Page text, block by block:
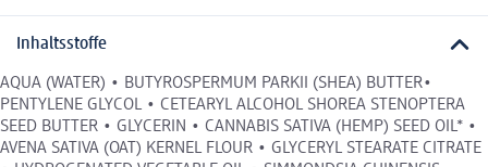
Inhaltsstoffe
AQUA (WATER) • BUTYROSPERMUM PARKII (SHEA) BUTTER•
PENTYLENE GLYCOL • CETEARYL ALCOHOL SHOREA STENOPTERA
SEED BUTTER • GLYCERIN • CANNABIS SATIVA (HEMP) SEED OIL* •
AVENA SATIVA (OAT) KERNEL FLOUR • GLYCERYL STEARATE CITRATE